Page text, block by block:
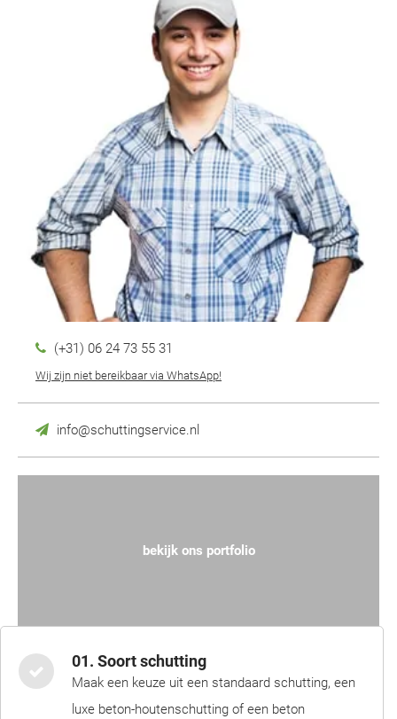
(+31) 06 24 73 55 31
Wij zijn niet bereikbaar via WhatsApp!
info@schuttingservice.nl
bekijk ons portfolio
01. Soort schutting
Maak een keuze uit een standaard schutting, een
luxe beton-houtenschutting of een beton